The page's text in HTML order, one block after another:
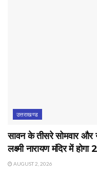
उत्तराखण्ड
सावन के तीसरे सोमवार और
लक्ष्मी नारायण मंदिर में
AUGUST 2, 2026